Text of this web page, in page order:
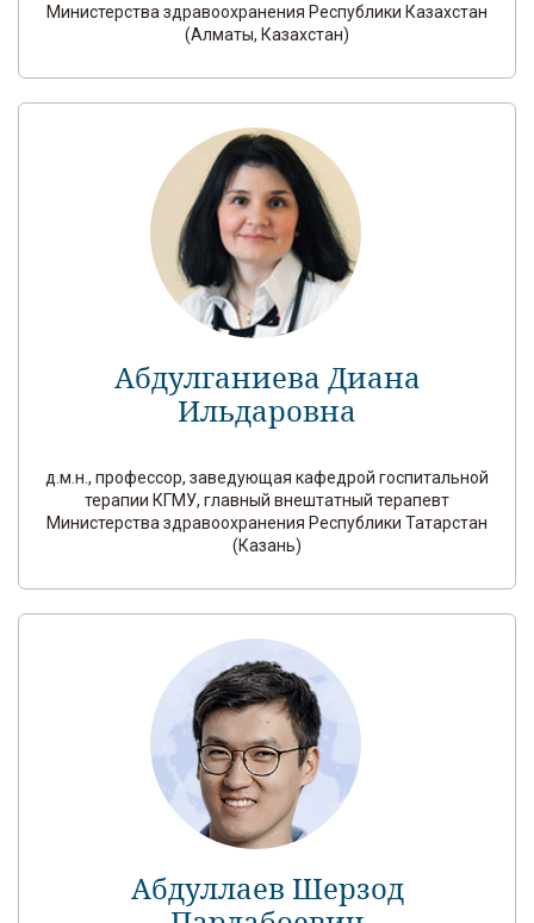
Министерства здравоохранения Республики Казахстан
(Алматы, Казахстан)
Абдулганиева Диана
Ильдаровна
д.м.н., профессор, заведующая кафедрой госпитальной
терапии КГМУ, главный внештатный терапевт
Министерства здравоохранения Республики Татарстан
(Казань)
Абдуллаев Шерзод